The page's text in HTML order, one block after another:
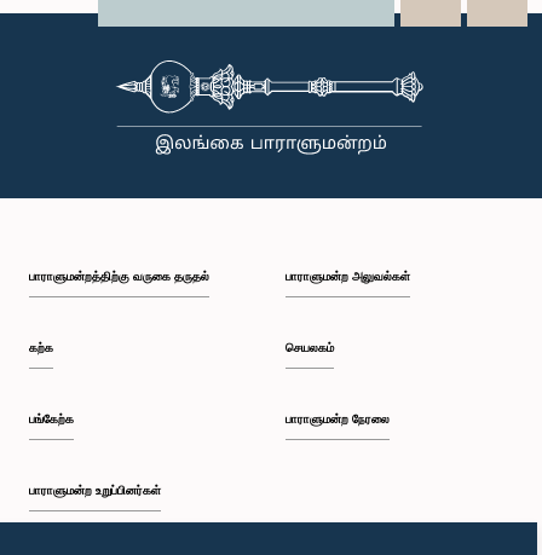
பாராளுமன்றத்திற்கு வருகை தருதல்
கற்க
பங்கேற்க
பாராளுமன்ற உறுப்பினர்கள்
பாராளுமன்ற அலுவல்கள்
செயலகம்
பாராளுமன்ற நேரலை